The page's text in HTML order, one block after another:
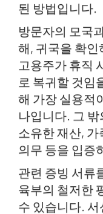
된 방법입니다.
방문자의 모국
해, 귀국을 확인
고용주가 휴직
로 복귀할 것임
해 가장 실용적
나입니다. 그
소유한 재산,
의무 등을 입증
관련 증빙 서류
육부의 철저한
수 있습니다.